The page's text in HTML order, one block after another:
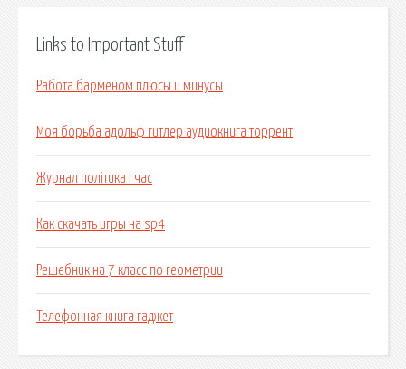
Links to Important Stuff
Работа барменом плюсы и минусы
Моя борьба адольф гитлер аудиокнига торрент
Журнал політика і час
Как скачать игры на sp4
Решебник на 7 класс по геометрии
Телефонная книга гаджет